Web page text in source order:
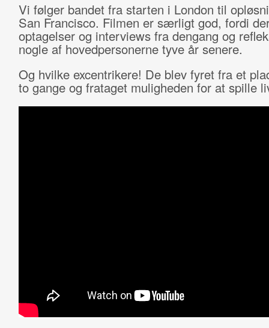
Vi følger bandet fra starten i London til
San Francisco. Filmen er særligt god, fordi
optagelser og interviews fra dengang og
nogle af hovedpersonerne tyve år senere.
Og hvilke excentrikere! De blev fyret fra et
to gange og frataget muligheden for at spille